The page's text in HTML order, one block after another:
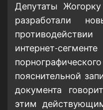
Депутаты
разработали
интернет-
пояснительной
документа
этим